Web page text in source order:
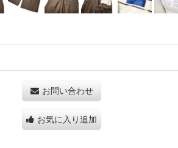
お問い合わせ
お気に入り追加